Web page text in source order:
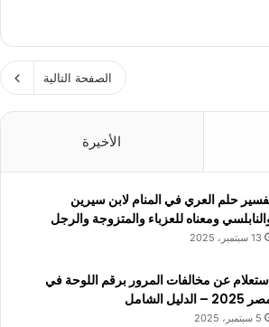
الصفحة التالية
الأخيرة
حلم العري في المنام لابن سيرين
ومعناه للعزباء والمتزوجة والرجل
13 سبتمبر، 2025
عن مخالفات المرور برقم اللوحة في
– الدليل الشامل
5 سبتمبر، 2025